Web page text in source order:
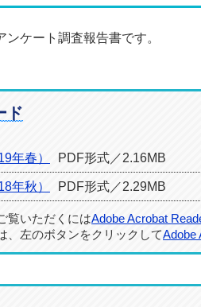
ケート調査報告書です。
ド
年春） PDF形式／2.16MB
年秋） PDF形式／2.29MB
覧いただくにはAdobe Acrobat
、左のボタンをクリックしてAdobe